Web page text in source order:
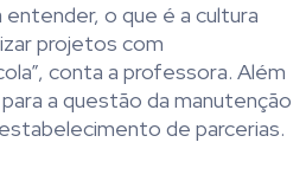
entender, o que é a cultura
projetos com
conta a professora. Além
a questão da manutenção
de parcerias.